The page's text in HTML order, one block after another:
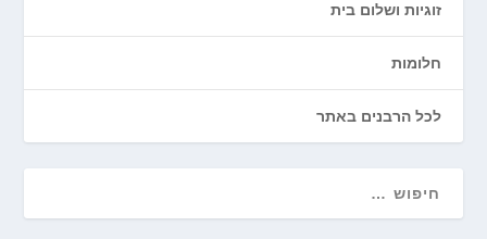
זוגיות ושלום בית
חלומות
לכל הרבנים באתר